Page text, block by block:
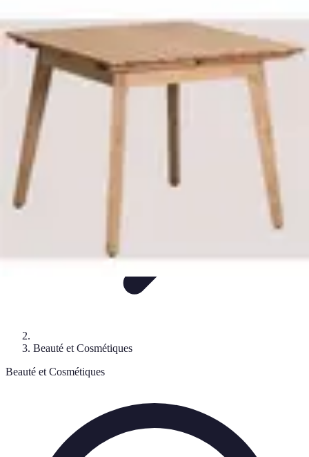
Santé et bien-êtreMaison et EnvironnementDIYComparatifs
Produits Naturels
Beauté et Cosmétiques
Beauté et Cosmétiques